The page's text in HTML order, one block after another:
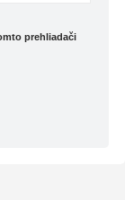
prehliadači